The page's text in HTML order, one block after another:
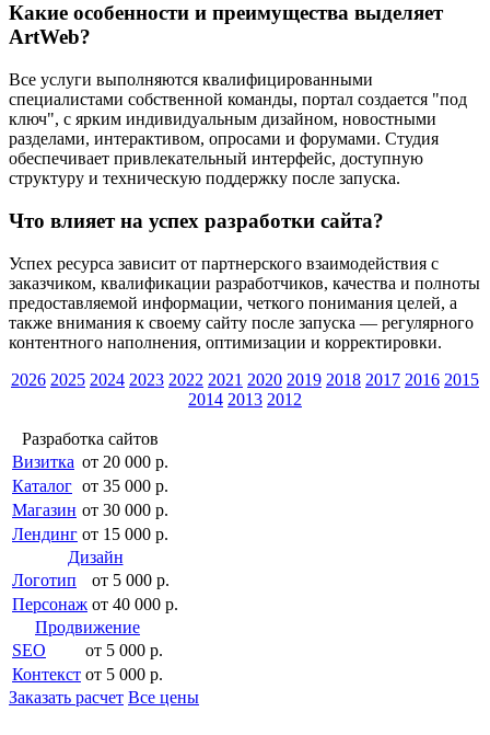
Какие особенности и преимущества выделяет
ArtWeb?
Все услуги выполняются квалифицированными
специалистами собственной команды, портал создается "под
ключ", с ярким индивидуальным дизайном, новостными
разделами, интерактивом, опросами и форумами. Студия
обеспечивает привлекательный интерфейс, доступную
структуру и техническую поддержку после запуска.
Что влияет на успех разработки сайта?
Успех ресурса зависит от партнерского взаимодействия с
заказчиком, квалификации разработчиков, качества и полноты
предоставляемой информации, четкого понимания целей, а
также внимания к своему сайту после запуска — регулярного
контентного наполнения, оптимизации и корректировки.
2026 2025 2024 2023 2022 2021 2020 2019 2018 2017 2016 2015
2014 2013 2012
Разработка сайтов
Визитка от 20 000 р.
Каталог от 35 000 р.
Магазин от 30 000 р.
Лендинг от 15 000 р.
Дизайн
Логотип
от 5 000 р.
Персонаж от 40 000 р.
Продвижение
SEO
от 5 000 р.
Контекст от 5 000 р.
Заказать расчет Все цены